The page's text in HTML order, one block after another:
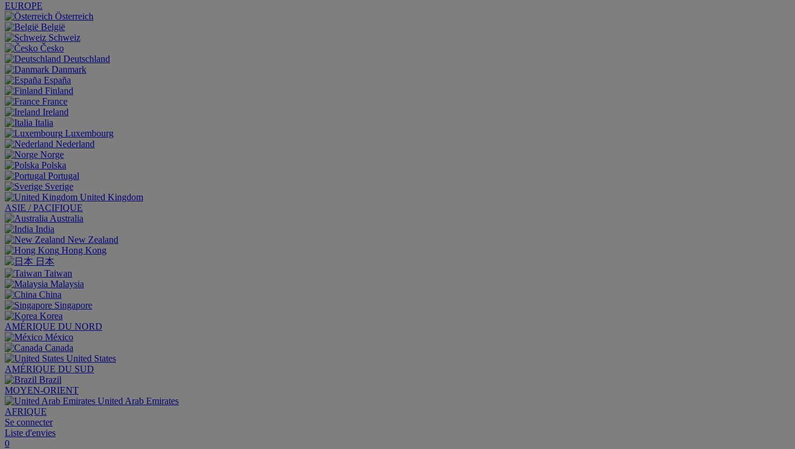
EUROPE
Österreich
België
Schweiz
Česko
Deutschland
Danmark
España
Finland
France
Ireland
Italia
Luxembourg
Nederland
Norge
Polska
Portugal
Sverige
United Kingdom
ASIE / PACIFIQUE
Australia
India
New Zealand
Hong Kong
日本
Taiwan
Malaysia
China
Singapore
Korea
AMÉRIQUE DU NORD
México
Canada
United States
AMÉRIQUE DU SUD
Brazil
MOYEN-ORIENT
United Arab Emirates
AFRIQUE
Se connecter
Liste d'envies
0